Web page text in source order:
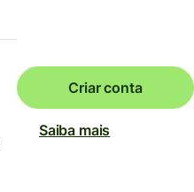
Criar conta
Saiba mais